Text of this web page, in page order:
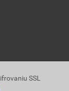
SSL